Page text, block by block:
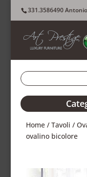
331.3586490 Antonio
Home /Tavoli /
ovalino bicolore